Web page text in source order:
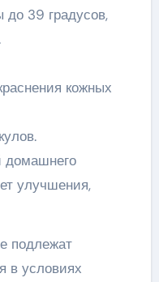
39 градусов,
кожных
домашнего
улучшения,
подлежат
в условиях